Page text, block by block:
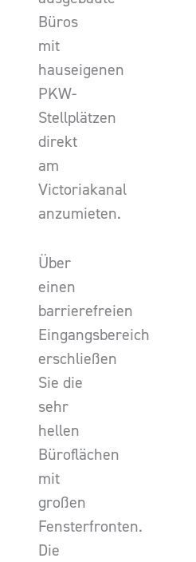
Büros
mit
hauseigenen
PKW-
Stellplätzen
direkt
am
Victoriakanal
anzumieten.
Über
einen
barrierefreien
Eingangsbereich
erschließen
Sie die
sehr
hellen
Büroflächen
mit
großen
Fensterfronten.
Die